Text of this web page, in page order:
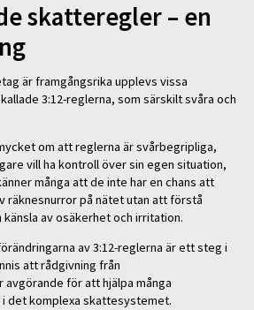
skatteregler – en
är framgångsrika upplevs vissa
3:12-reglerna, som särskilt svåra och
om att reglerna är svårbegripliga,
vill ha kontroll över sin egen situation,
många att de inte har en chans att
räknesnurror på nätet utan att förstå
av osäkerhet och irritation.
av 3:12-reglerna är ett steg i
att rådgivning från
för att hjälpa många
det komplexa skattesystemet.